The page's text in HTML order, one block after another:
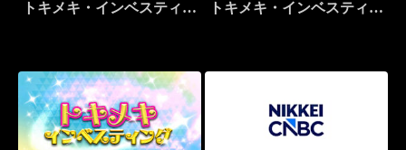
トキメキ・インベスティン
トキメキ・インベスティン